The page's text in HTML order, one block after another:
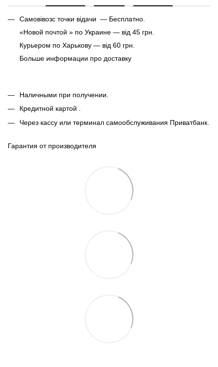
Самовівозс точки відачи — Бесплатно.
«Новой почтой » по Украине — від 45 грн.
Курьером по Харькову — від 60 грн.
Больше информации про доставку
Наличными при получении.
Кредитной картой .
Через кассу или терминал самообслуживания Приватбанк.
Гарантия от производителя